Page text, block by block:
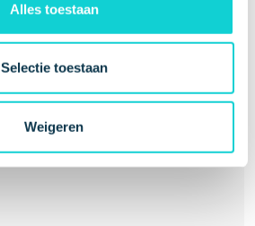
Alles toestaan
Selectie toestaan
Weigeren